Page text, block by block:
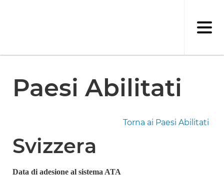
Paesi Abilitati
Torna ai Paesi Abilitati
Svizzera
Data di adesione al sistema ATA